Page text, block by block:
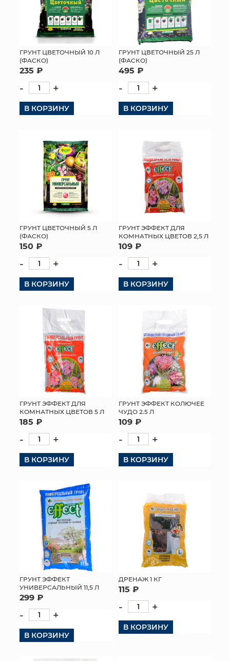
ГРУНТ ЦВЕТОЧНЫЙ 10 Л
(ФАСКО)
235 ₽
- +
В КОРЗИНУ
ГРУНТ ЦВЕТОЧНЫЙ 25 Л
(ФАСКО)
495 ₽
- +
В КОРЗИНУ
ГРУНТ ЦВЕТОЧНЫЙ 5 Л
(ФАСКО)
150 ₽
- +
В КОРЗИНУ
ГРУНТ ЭФФЕКТ ДЛЯ
КОМНАТНЫХ ЦВЕТОВ 2,5 Л
109 ₽
- +
В КОРЗИНУ
ГРУНТ ЭФФЕКТ ДЛЯ
КОМНАТНЫХ ЦВЕТОВ 5 Л
185 ₽
- +
В КОРЗИНУ
ГРУНТ ЭФФЕКТ КОЛЮЧЕЕ
ЧУДО 2.5 Л
109 ₽
- +
В КОРЗИНУ
ГРУНТ ЭФФЕКТ
УНИВЕРСАЛЬНЫЙ 11,5 Л
299 ₽
- +
В КОРЗИНУ
ДРЕНАЖ 1 КГ
115 ₽
- +
В КОРЗИНУ